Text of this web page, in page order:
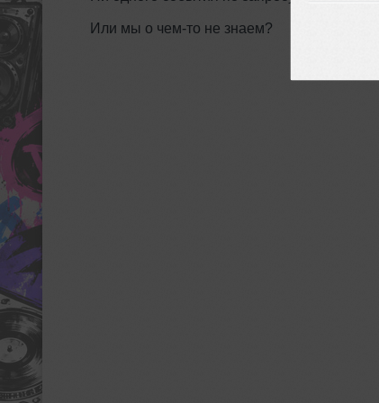
Или мы о чем-то не знаем?